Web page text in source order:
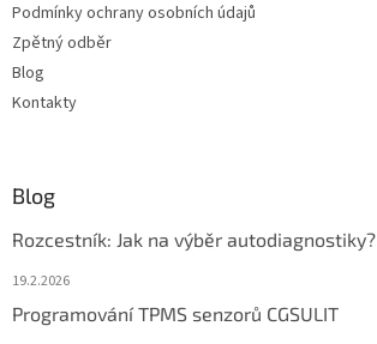
Podmínky ochrany osobních údajů
Zpětný odběr
Blog
Kontakty
Blog
Rozcestník: Jak na výběr autodiagnostiky?
19.2.2026
Programování TPMS senzorů CGSULIT